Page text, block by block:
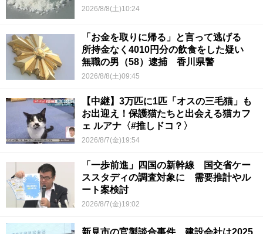
2026/8/8(土)10:24
「お金を取りに帰る」と言って逃げる
所持金なく4010円分の飲食をした疑い
無職の男（58）逮捕 香川県警
2026/8/8(土)09:45
【中継】3万匹に1匹「オスの三毛猫」も
お出迎え！保護猫たちと出会える猫カフ
ェ ルアナ〈#推しドコ？〉
2026/8/7(金)19:54
「一歩前進」四国の新幹線 国交省ケー
ススタディの調査対象に 需要推計やル
ート案検討
2026/8/7(金)19:02
新見市の官製談合事件 建設会社は2025